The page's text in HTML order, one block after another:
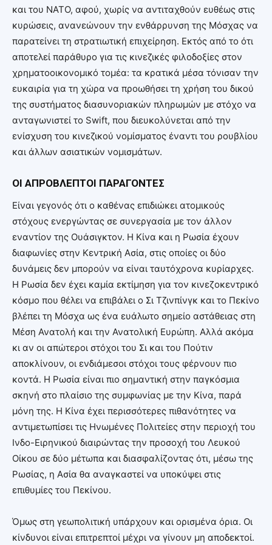
και του ΝΑΤΟ, αφού, χωρίς να αντιταχθούν ευθέως στις
κυρώσεις, ανανεώνουν την ενθάρρυνση της Μόσχας να
παρατείνει τη στρατιωτική επιχείρηση. Εκτός από το ότι
αποτελεί παράθυρο για τις κινεζικές φιλοδοξίες στον
χρηματοοικονομικό τομέα: τα κρατικά μέσα τόνισαν την
ευκαιρία για τη χώρα να προωθήσει τη χρήση του δικού
της συστήματος διασυνοριακών πληρωμών με στόχο να
ανταγωνιστεί το Swift, που διευκολύνεται από την
ενίσχυση του κινεζικού νομίσματος έναντι του ρουβλίου
και άλλων ασιατικών νομισμάτων.
ΟΙ ΑΠΡΟΒΛΕΠΤΟΙ ΠΑΡΑΓΟΝΤΕΣ
Είναι γεγονός ότι ο καθένας επιδιώκει ατομικούς
στόχους ενεργώντας σε συνεργασία με τον άλλον
εναντίον της Ουάσιγκτον. Η Κίνα και η Ρωσία έχουν
διαφωνίες στην Κεντρική Ασία, στις οποίες οι δύο
δυνάμεις δεν μπορούν να είναι ταυτόχρονα κυρίαρχες.
Η Ρωσία δεν έχει καμία εκτίμηση για τον κινεζοκεντρικό
κόσμο που θέλει να επιβάλει ο Σι Τζινπίνγκ και το Πεκίνο
βλέπει τη Μόσχα ως ένα ευάλωτο σημείο αστάθειας στη
Μέση Ανατολή και την Ανατολική Ευρώπη. Αλλά ακόμα
κι αν οι απώτεροι στόχοι του Σι και του Πούτιν
αποκλίνουν, οι ενδιάμεσοι στόχοι τους φέρνουν πιο
κοντά. Η Ρωσία είναι πιο σημαντική στην παγκόσμια
σκηνή στο πλαίσιο της συμφωνίας με την Κίνα, παρά
μόνη της. Η Κίνα έχει περισσότερες πιθανότητες να
αντιμετωπίσει τις Ηνωμένες Πολιτείες στην περιοχή του
Ινδο-Ειρηνικού διαιρώντας την προσοχή του Λευκού
Οίκου σε δύο μέτωπα και διασφαλίζοντας ότι, μέσω της
Ρωσίας, η Ασία θα αναγκαστεί να υποκύψει στις
επιθυμίες του Πεκίνου.
Όμως στη γεωπολιτική υπάρχουν και ορισμένα όρια. Οι
κίνδυνοι είναι επιτρεπτοί μέχρι να γίνουν μη αποδεκτοί.